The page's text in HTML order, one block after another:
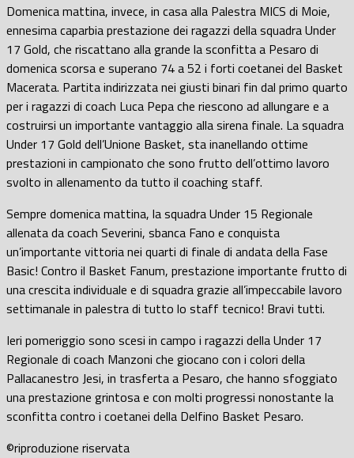
Domenica mattina, invece, in casa alla Palestra MICS di Moie,
ennesima caparbia prestazione dei ragazzi della squadra Under
17 Gold, che riscattano alla grande la sconfitta a Pesaro di
domenica scorsa e superano 74 a 52 i forti coetanei del Basket
Macerata. Partita indirizzata nei giusti binari fin dal primo quarto
per i ragazzi di coach Luca Pepa che riescono ad allungare e a
costruirsi un importante vantaggio alla sirena finale. La squadra
Under 17 Gold dell’Unione Basket, sta inanellando ottime
prestazioni in campionato che sono frutto dell’ottimo lavoro
svolto in allenamento da tutto il coaching staff.
Sempre domenica mattina, la squadra Under 15 Regionale
allenata da coach Severini, sbanca Fano e conquista
un’importante vittoria nei quarti di finale di andata della Fase
Basic! Contro il Basket Fanum, prestazione importante frutto di
una crescita individuale e di squadra grazie all’impeccabile lavoro
settimanale in palestra di tutto lo staff tecnico! Bravi tutti.
Ieri pomeriggio sono scesi in campo i ragazzi della Under 17
Regionale di coach Manzoni che giocano con i colori della
Pallacanestro Jesi, in trasferta a Pesaro, che hanno sfoggiato
una prestazione grintosa e con molti progressi nonostante la
sconfitta contro i coetanei della Delfino Basket Pesaro.
©riproduzione riservata